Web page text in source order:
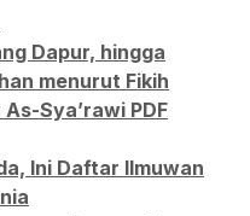
Dapur, hingga
menurut Fikih
Sya’rawi PDF
Ini Daftar Ilmuwan